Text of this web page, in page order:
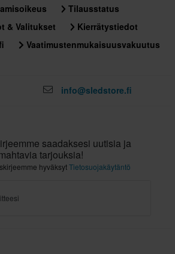
356 x 414 x 344 mm
S
300 x 410 x 290 mm
L
Tilausstatus
& Valitukset
Kierrätystiedot
Vaatimustenmukaisuusvakuutus
info@sledstore.fi
saadaksesi uutisia ja
tarjouksia!
hyväksytTietosuojakäytäntö